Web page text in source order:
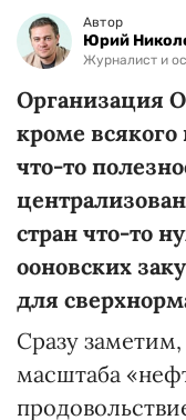
Автор
Юрий
Журналист и
Организация
кроме всякого
что-то
стран что-то
ооновских
для
Сразу
масштаба